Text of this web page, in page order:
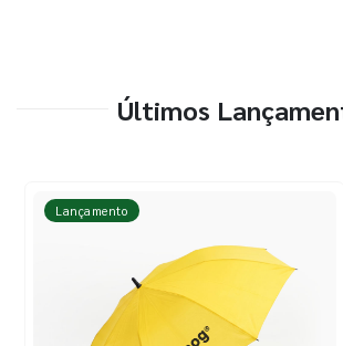
Últimos
Lançamento